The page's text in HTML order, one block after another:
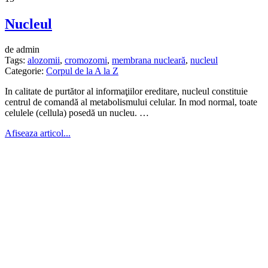
Nucleul
de admin
Tags: alozomii, cromozomi, membrana nucleară, nucleul
Categorie: Corpul de la A la Z
In calitate de purtător al informaţiilor ereditare, nucleul constituie
centrul de comandă al metabolismului celular. In mod normal, toate
celulele (cellula) posedă un nucleu. …
Afiseaza articol...